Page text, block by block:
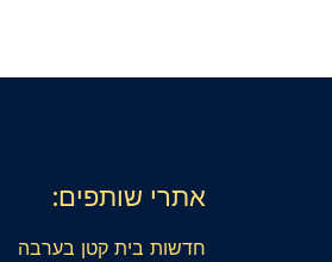
אתרי שותפים:
חדשות בית קטן בערבה